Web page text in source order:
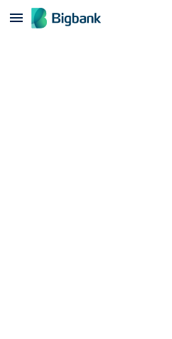
Praleisti turinį